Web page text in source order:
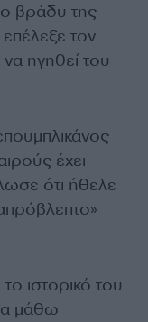
βράδυ της
τον
ηγηθεί του
έχει
ότι ήθελε
ιστορικό του
μάθω